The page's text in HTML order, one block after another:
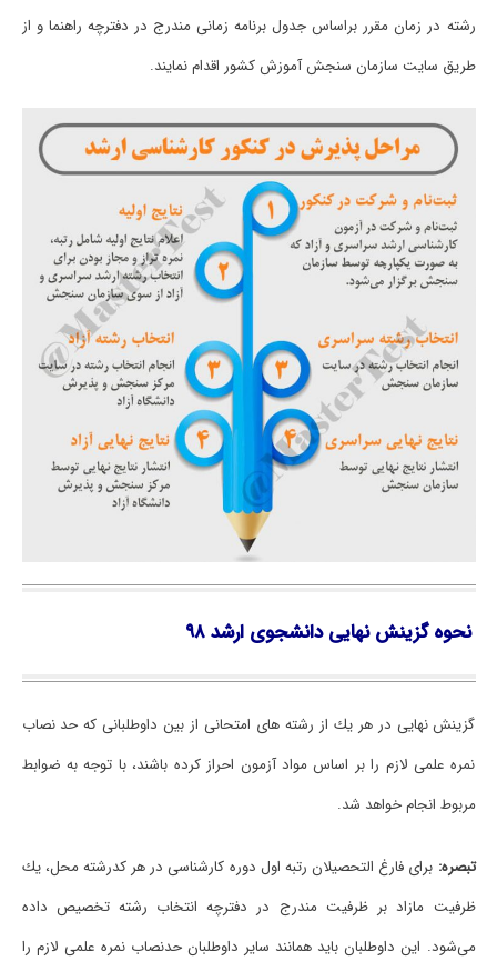
رﺷﺘﻪ در زﻣﺎن ﻣﻘﺮر ﺑﺮاﺳﺎس ﺟﺪول ﺑﺮﻧﺎﻣﻪ زﻣﺎنی ﻣﻨﺪرج در دﻓﺘﺮﭼﻪ راﻫﻨﻤﺎ و از
ﻃﺮﻳﻖ ﺳﺎﻳﺖ ﺳﺎزﻣﺎن ﺳﻨﺠﺶ آﻣﻮزش ﻛﺸﻮر اﻗﺪام ﻧﻤﺎﻳﻨﺪ.
ﻧﺤﻮه ﮔﺰﻳﻨﺶ ﻧﻬﺎیی دانشجوی ارشد ۹۸
ﮔﺰﻳﻨﺶ ﻧﻬﺎیی در ﻫﺮ ﻳﻚ از رﺷﺘﻪ ﻫﺎی اﻣﺘﺤﺎنی از ﺑﻴﻦ داوﻃﻠﺒﺎنی ﻛﻪ ﺣﺪ ﻧﺼﺎب
ﻧﻤﺮه علمی ﻻزم را ﺑﺮ اﺳﺎس ﻣﻮاد آزﻣﻮن اﺣﺮاز ﻛﺮده ﺑﺎﺷﻨﺪ، ﺑﺎ ﺗﻮﺟﻪ ﺑﻪ ﺿﻮاﺑﻂ
ﻣﺮﺑﻮط اﻧﺠﺎم ﺧﻮاﻫﺪ ﺷﺪ.
ﺗﺒﺼﺮه: ﺑﺮای ﻓﺎرغ اﻟﺘﺤﺼﻴﻼن رﺗﺒﻪ اول دوره ﻛﺎرﺷﻨﺎسی در ﻫﺮ ﻛﺪرﺷﺘﻪ ﻣﺤﻞ، ﻳﻚ
ﻇﺮﻓﻴﺖ ﻣﺎزاد ﺑﺮ ﻇﺮﻓﻴﺖ ﻣﻨﺪرج در دﻓﺘﺮﭼﻪ انتخاب رشته ﺗﺨﺼﻴﺺ داده
میﺷﻮد. اﻳﻦ داوﻃﻠﺒﺎن ﺑﺎﻳﺪ ﻫﻤﺎﻧﻨﺪ ﺳﺎﻳﺮ داوﻃﻠﺒﺎن ﺣﺪﻧﺼﺎب ﻧﻤﺮه علمی ﻻزم را